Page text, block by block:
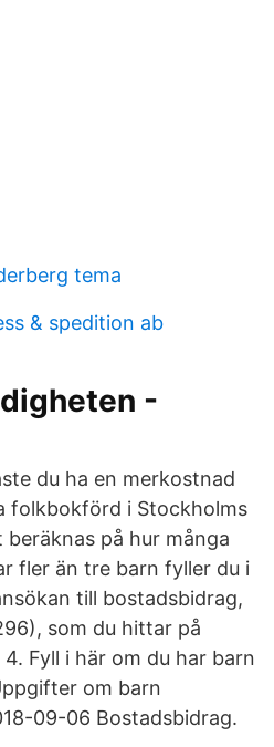
tema
& spedition ab
-
du ha en merkostnad
folkbokförd i Stockholms
på hur många
fler än tre barn fyller du i
till bostadsbidrag,
som du hittar på
Fyll i här om du har barn
om barn
09-06 Bostadsbidrag.